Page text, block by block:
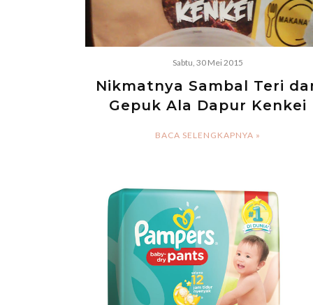
Sabtu, 30 Mei 2015
Nikmatnya Sambal Teri
Gepuk Ala Dapur Kenkei
BACA SELENGKAPNYA »